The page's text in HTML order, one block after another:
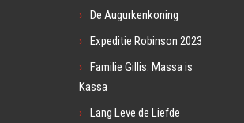
De Augurkenkoning
Expeditie Robinson 2023
Familie Gillis: Massa is
Kassa
Lang Leve de Liefde